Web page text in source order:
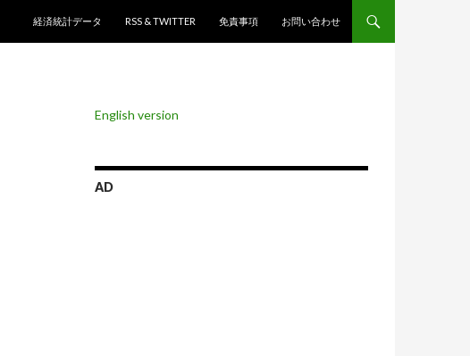
経済統計データ
RSS & TWITTER 免責事項 お問い合わせ
English version
AD